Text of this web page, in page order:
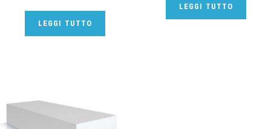
LEGGI TUTTO
LEGGI TUTTO